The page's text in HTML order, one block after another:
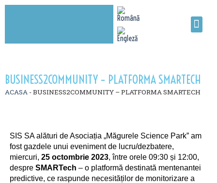
BUSINESS2COMMUNITY – PLATFORMA SMARTECH
ACASA -BUSINESS2COMMUNITY – PLATFORMA SMARTECH
SIS SA alături de Asociația „Măgurele Science Park” am
fost gazdele unui eveniment de lucru/dezbatere,
miercuri, 25 octombrie 2023, între orele 09:30 și 12:00,
despre SMARTech – o platformă destinată mentenantei
predictive, ce raspunde necesităților de monitorizare a